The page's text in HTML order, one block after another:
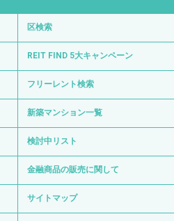
区検索
REIT FIND 5大キャンペーン
フリーレント検索
新築マンション一覧
検討中リスト
金融商品の販売に関して
サイトマップ